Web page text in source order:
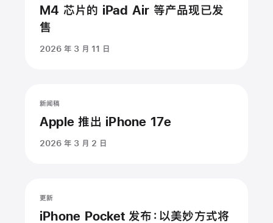
M4 芯片的 iPad Air 等产品现已发
售
2026 年 3 月 11 日
新闻稿
Apple 推出 iPhone 17e
2026 年 3 月 2 日
更新
iPhone Pocket 发布：以美妙方式将